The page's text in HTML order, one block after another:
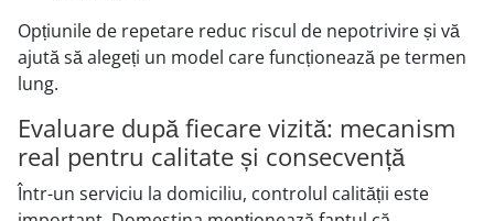
Opțiunile de repetare reduc riscul de nepotrivire și vă
ajută să alegeți un model care funcționează pe termen
lung.
Evaluare după fiecare vizită: mecanism
real pentru calitate și consecvență
Într-un serviciu la domiciliu, controlul calității este